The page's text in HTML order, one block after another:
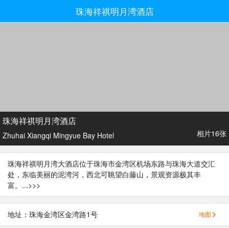
珠海祥祺明月湾酒店
珠海祥祺明月湾酒店
Zhuhai Xiangqi Mingyue Bay Hotel 相片16张
珠海祥祺明月湾大酒店位于珠海市金湾区机场东路与珠海大道交汇
处，东临美丽的泥湾河，西北可眺望白藤山，景观资源极其丰
富。...>>>
地址：珠海金湾区金湾路1号 地图